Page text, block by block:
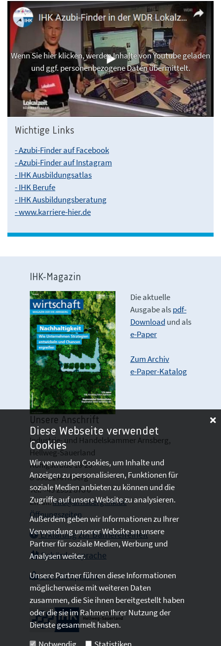
Wenn Sie hier klicken, werden Inhalte von Youtube geladen
und ggf. personenbezogene Daten übermittelt.
Wichtige Links
- Azubi-Finder auf Facebook
- Azubi-Finder auf Instagram
- IHK Ausbildungsatlas
- IHK Berufe
- IHK Ausbildungsberatung
- www.karriere-hier.de
IHK-Magazin
Die aktuelle
Ausgabe alspdf-
Download und als
e-Paper
Zum Archiv
e-Paper-Katalog
Unsere Anschrift
Industrie- und Handelskammer Arnsberg,
Hellweg-Sauerland
Königstraße 18-20
D 59821 Arnsberg
Tel: +49 2931 878 0
Email:info@arnsberg.ihk.de
Öffnungszeiten
Erklärung zur Barrierefreiheit
Gebärdensprache
Leichte Sprache
Diese Webseite verwendet
Cookies
Wir verwenden Cookies, um Inhalte und
Anzeigen zu personalisieren, Funktionen für
soziale Medien anbieten zu können und die
Zugriffe auf unsere Website zu analysieren.
Außerdem geben wir Informationen zu Ihrer
Verwendung unserer Website an unsere
Partner für soziale Medien, Werbung und
Analysen weiter.
Unsere Partner führen diese Informationen
möglicherweise mit weiteren Daten
zusammen, die Sie ihnen bereitgestellt haben
oder die sie im Rahmen Ihrer Nutzung der
Dienste gesammelt haben.